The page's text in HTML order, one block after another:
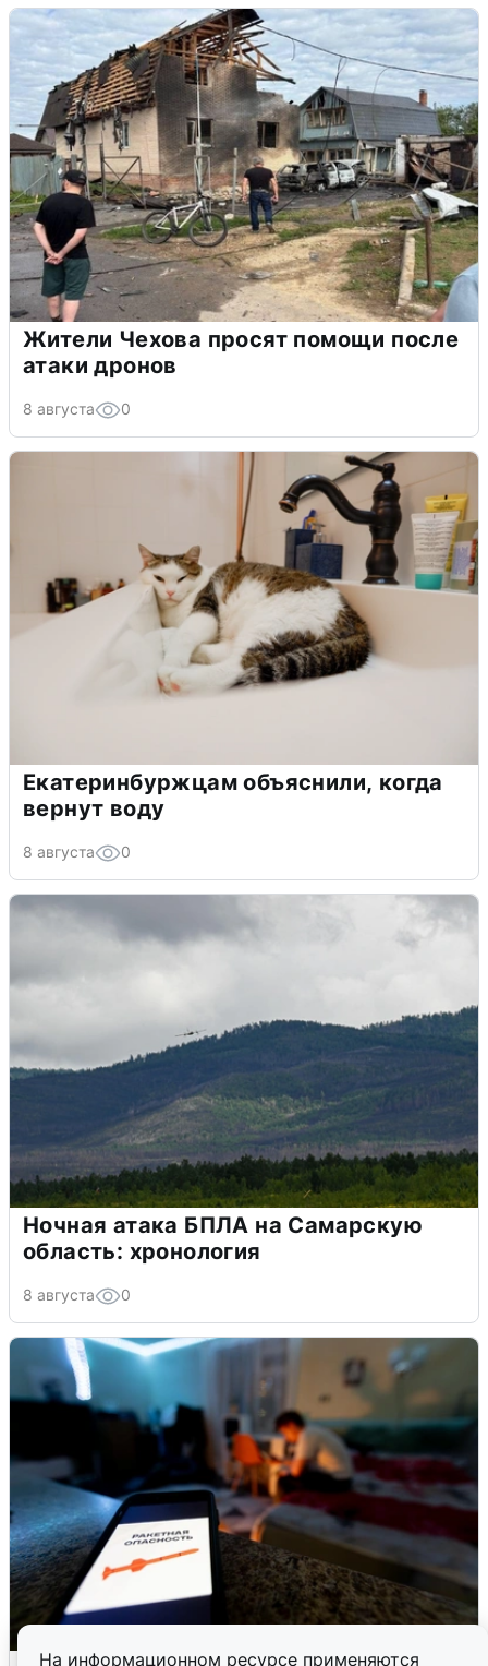
На информационном ресурсе применяются
Жители Чехова просят помощи после
атаки дронов
8 августа 0
Екатеринбуржцам объяснили, когда
вернут воду
8 августа 0
Ночная атака БПЛА на Самарскую
область: хронология
8 августа 0